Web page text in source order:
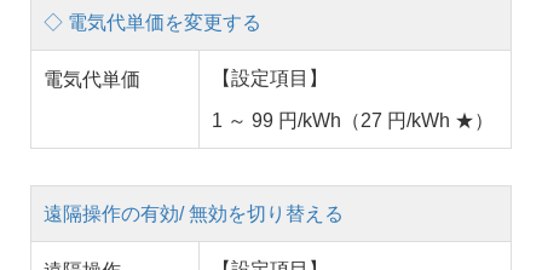
◇ 電気代単価を変更する
電気代単価 【設定項目】
1 ～ 99 円/kWh（27 円/kWh ★）
遠隔操作の有効/ 無効を切り替える